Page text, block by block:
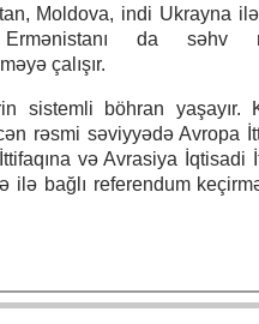
Moldova, indi Ukrayna
da səhv
çalışır.
sistemli böhran yaşayır.
rəsmi səviyyədə Avropa
və Avrasiya İqtisadi
ilə bağlı referendum